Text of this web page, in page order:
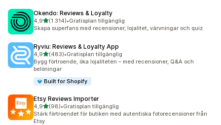
Okendo: Reviews & Loyalty
4,9av 5 stjärnor
(1 314)
1314 recensioner totalt
•Gratisplan tillgänglig
Skapa superfans med recensioner, lojalitet, värvningar och quiz
Ryviu: Reviews & Loyalty App
4,9av 5 stjärnor
(483)
483 recensioner totalt
•Gratisplan tillgänglig
Bygg förtroende, öka lojaliteten – med recensioner, Q&A och
belöningar
Built for Shopify
Etsy Reviews Importer
4,9av 5 stjärnor
(98)
98 recensioner totalt
•Gratisplan tillgänglig
Stärk förtroendet för butiken med autentiska fotorecensioner från
Etsy